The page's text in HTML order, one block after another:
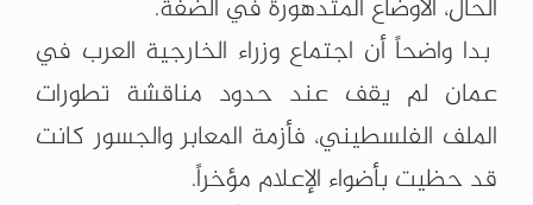
الحال، الأوضاع المتدهورة في الضفة.
بدا واضحاً أن اجتماع وزراء الخارجية العرب في
عمان لم يقف عند حدود مناقشة تطورات
الملف الفلسطيني، فأزمة المعابر والجسور كانت
قد حظيت بأضواء الإعلام مؤخراً.